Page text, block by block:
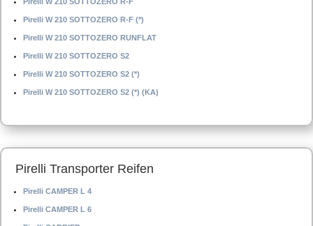
Pirelli W 210 SOTTOZERO R-F (*)
Pirelli W 210 SOTTOZERO RUNFLAT
Pirelli W 210 SOTTOZERO S2
Pirelli W 210 SOTTOZERO S2 (*)
Pirelli W 210 SOTTOZERO S2 (*) (KA)
Pirelli Transporter Reifen
Pirelli CAMPER L 4
Pirelli CAMPER L 6